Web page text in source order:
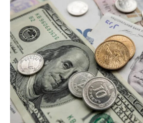
Робота і освіта
Публікації
ФОП
Курс валют